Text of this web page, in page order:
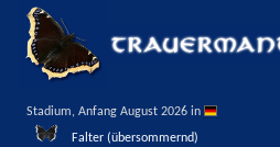
Stadium, Anfang August 2026 in
Falter (übersommernd)